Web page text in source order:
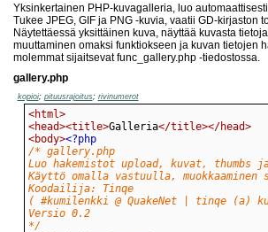
Yksinkertainen PHP-kuvagalleria, luo
Tukee JPEG, GIF ja PNG -kuvia, vaatii GD-kirjaston
Näytettäessä yksittäinen kuva, näyttää kuvasta
muuttaminen omaksi funktiokseen ja kuvan tietojen
molemmat sijaitsevat func_gallery.php -tiedostossa.
gallery.php
kopioi; pituusrajoitus ; rivinumerot
<html>
<head><title>Galleria</title></head>
<body>
*/